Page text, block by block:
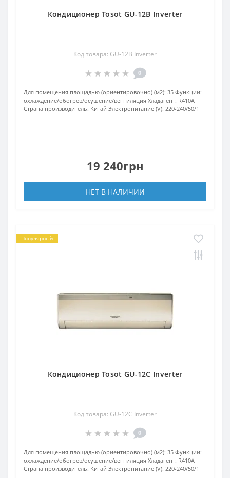
Кондиционер Tosot GU-12B Inverter
Код товара: GU-12B Inverter
0
Для помещения площадью (ориентировочно) (м2): 35 Функции:
охлаждение/обогрев/осушение/вентиляция Хладагент: R410А
Страна производитель: Китай Электропитание (V): 220-240/50/1
19 240грн
НЕТ В НАЛИЧИИ
Популярный
Кондиционер Tosot GU-12C Inverter
Код товара: GU-12C Inverter
0
Для помещения площадью (ориентировочно) (м2): 35 Функции:
охлаждение/обогрев/осушение/вентиляция Хладагент: R410А
Страна производитель: Китай Электропитание (V): 220-240/50/1